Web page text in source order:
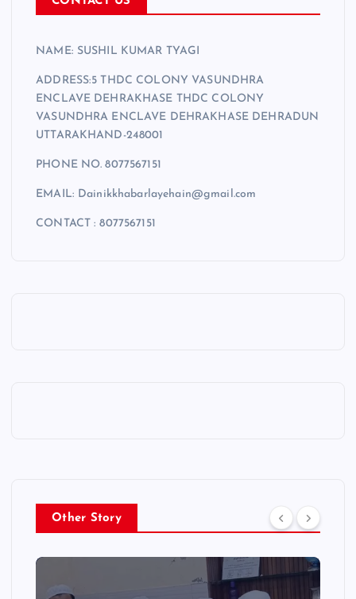
NAME: SUSHIL KUMAR TYAGI
ADDRESS:5 THDC COLONY VASUNDHRA
ENCLAVE DEHRAKHASE THDC COLONY
VASUNDHRA ENCLAVE DEHRAKHASE DEHRADUN
UTTARAKHAND-248001
PHONE NO. 8077567151
EMAIL: Dainikkhabarlayehain@gmail.com
CONTACT : 8077567151
Other Story